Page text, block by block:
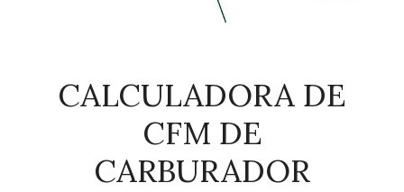
CALCULADORA DE
CFM DE
CARBURADOR